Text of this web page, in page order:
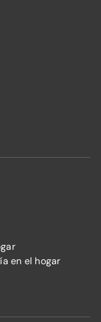
en el hogar